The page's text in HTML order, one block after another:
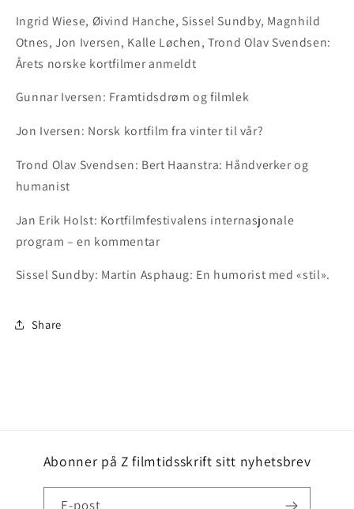
Ingrid Wiese, Øivind Hanche, Sissel Sundby, Magnhild
Otnes, Jon Iversen, Kalle Løchen, Trond Olav Svendsen:
Årets norske kortfilmer anmeldt
Gunnar Iversen: Framtidsdrøm og filmlek
Jon Iversen: Norsk kortfilm fra vinter til vår?
Trond Olav Svendsen: Bert Haanstra: Håndverker og
humanist
Jan Erik Holst: Kortfilmfestivalens internasjonale
program – en kommentar
Sissel Sundby: Martin Asphaug: En humorist med «stil».
Share
Abonner på Z filmtidsskrift sitt nyhetsbrev
E-post